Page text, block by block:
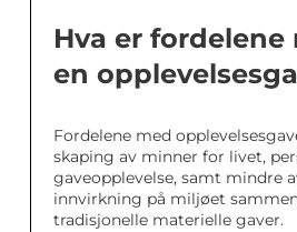
Hva er fordelene
en
Fordelene med
skaping av minner for livet,
gaveopplevelse, samt mindre
innvirkning på miljøet
tradisjonelle materielle gaver.